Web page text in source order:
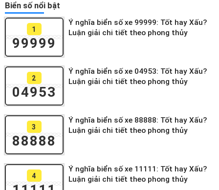
Biển số nổi bật
1
99999
Ý nghĩa biển số xe 99999: Tốt hay Xấu?
Luận giải chi tiết theo phong thủy
2
04953
Ý nghĩa biển số xe 04953: Tốt hay Xấu?
Luận giải chi tiết theo phong thủy
3
88888
Ý nghĩa biển số xe 88888: Tốt hay Xấu?
Luận giải chi tiết theo phong thủy
4
Ý nghĩa biển số xe 11111: Tốt hay Xấu?
Luận giải chi tiết theo phong thủy